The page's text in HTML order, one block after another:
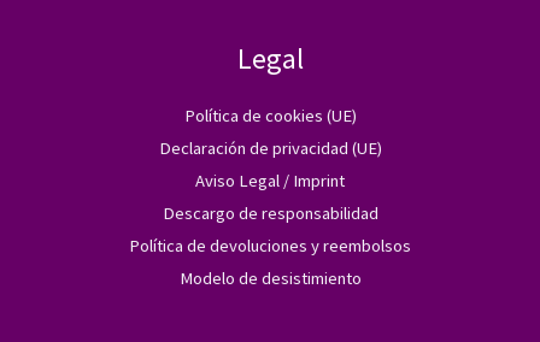
Legal
Política de cookies (UE)
Declaración de privacidad (UE)
Aviso Legal / Imprint
Descargo de responsabilidad
Política de devoluciones y reembolsos
Modelo de desistimiento